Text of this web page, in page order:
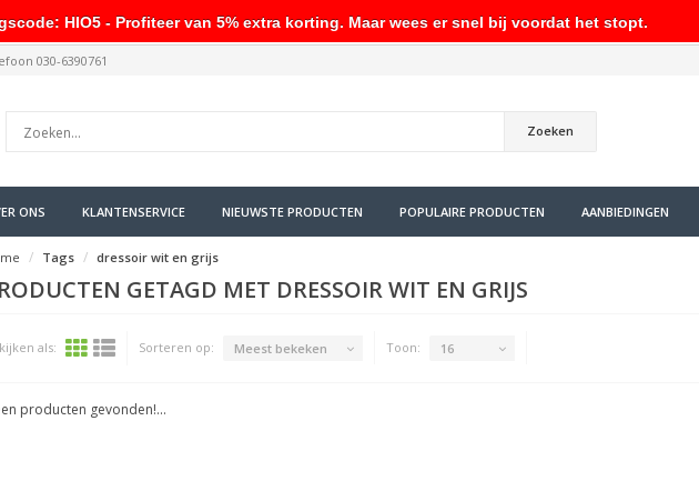
030-6390761
Zoeken
ONS KLANTENSERVICE NIEUWSTE PRODUCTEN POPULAIRE PRODUCTEN AANBIEDINGEN
Tags dressoir wit en grijs
GETAGD MET DRESSOIR WIT EN GRIJS
als: Sorteren op: Meest bekeken Toon: 16
producten gevonden!...
HIO5 - Profiteer van 5% extra korting. Maar wees er snel bij voordat het stopt.